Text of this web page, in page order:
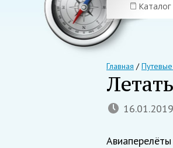
Каталог
Главная /
16.01.2019